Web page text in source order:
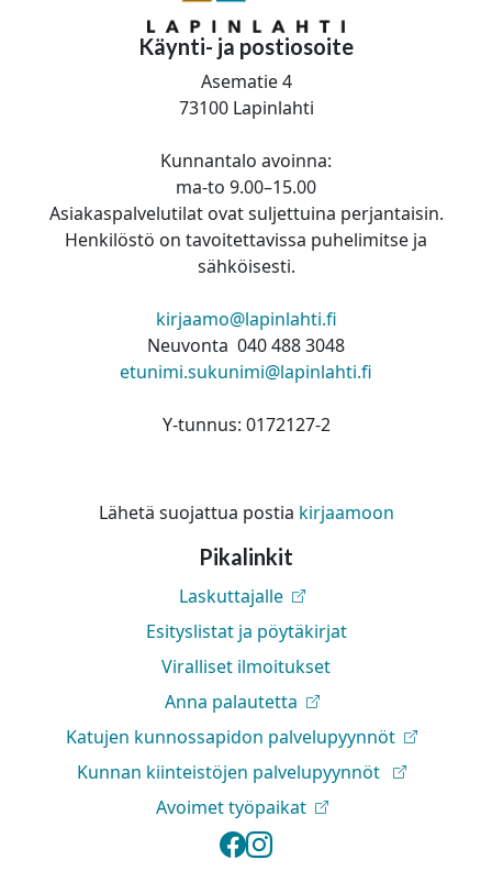
Lapinlahden kunta
Lapinlahden
Käynti- ja postiosoite
Asematie 4
73100 Lapinlahti
Kunnantalo avoinna:
ma-to 9.00–15.00
Asiakaspalvelutilat ovat suljettuina perjantaisin.
Henkilöstö on tavoitettavissa puhelimitse ja
sähköisesti.
kirjaamo@lapinlahti.fi
Neuvonta 040 488 3048
etunimi.sukunimi@lapinlahti.fi
Y-tunnus: 0172127-2
Lähetä suojattua postia kirjaamoon
Pikalinkit
Laskuttajalle
Esityslistat ja pöytäkirjat
Viralliset ilmoitukset
Anna palautetta
Katujen kunnossapidon palvelupyynnöt
Kunnan kiinteistöjen palvelupyynnöt
Avoimet työpaikat